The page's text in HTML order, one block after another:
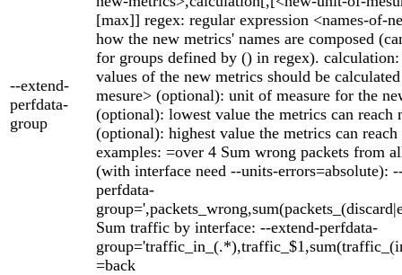
--extend-
perfdata-
group
[max]] regex: regular expression <names-of-
how the new metrics' names are composed
for groups defined by () in regex).
values of the new metrics should be
mesure> (optional): unit of measure for the
(optional): lowest value the metrics can reach
(optional): highest value the metrics can
examples: =over 4 Sum wrong packets from
(with interface need --units-errors=absolute):
perfdata-
Sum traffic by interface: --extend-perfdata-
=back